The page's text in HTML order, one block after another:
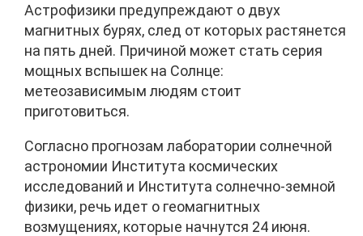
Астрофизики предупреждают о двух
магнитных бурях, след от которых растянется
на пять дней. Причиной может стать серия
мощных вспышек на Солнце:
метеозависимым людям стоит
приготовиться.
Согласно прогнозам лаборатории солнечной
астрономии Института космических
исследований и Института солнечно-земной
физики, речь идет о геомагнитных
возмущениях, которые начнутся 24 июня.